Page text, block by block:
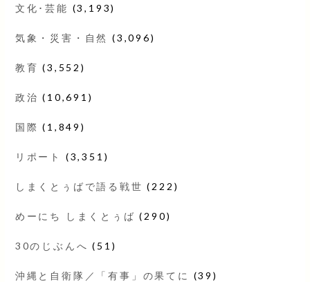
文化･芸能 (3,193)
気象・災害・自然 (3,096)
教育 (3,552)
政治 (10,691)
国際 (1,849)
リポート (3,351)
しまくとぅばで語る戦世 (222)
めーにち しまくとぅば (290)
30のじぶんへ (51)
沖縄と自衛隊／「有事」の果てに (39)